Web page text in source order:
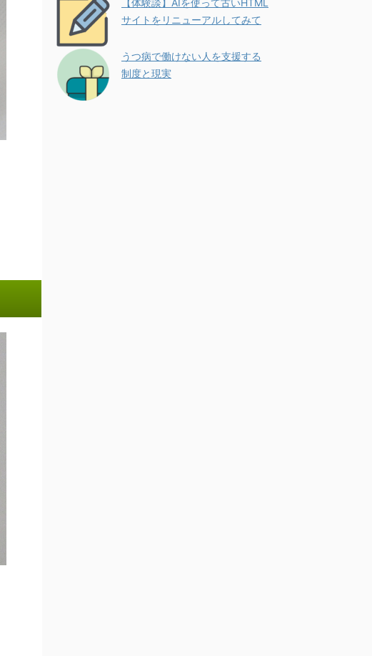
【体験談】AIを使って古いHTML
サイトをリニューアルしてみて
うつ病で働けない人を支援する
制度と現実